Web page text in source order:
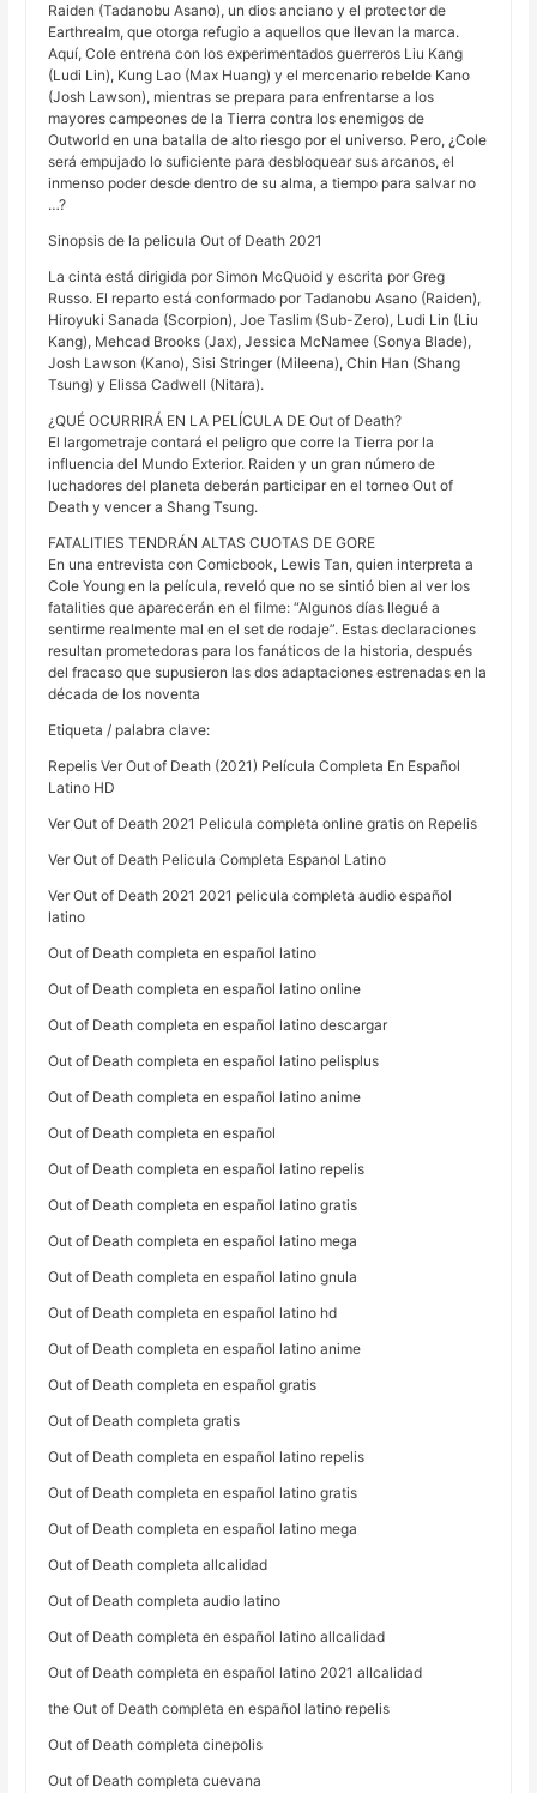
Raiden (Tadanobu Asano), un dios anciano y el protector de
Earthrealm, que otorga refugio a aquellos que llevan la marca.
Aquí, Cole entrena con los experimentados guerreros Liu Kang
(Ludi Lin), Kung Lao (Max Huang) y el mercenario rebelde Kano
(Josh Lawson), mientras se prepara para enfrentarse a los
mayores campeones de la Tierra contra los enemigos de
Outworld en una batalla de alto riesgo por el universo. Pero, ¿Cole
será empujado lo suficiente para desbloquear sus arcanos, el
inmenso poder desde dentro de su alma, a tiempo para salvar no
…?
Sinopsis de la pelicula Out of Death 2021
La cinta está dirigida por Simon McQuoid y escrita por Greg
Russo. El reparto está conformado por Tadanobu Asano (Raiden),
Hiroyuki Sanada (Scorpion), Joe Taslim (Sub-Zero), Ludi Lin (Liu
Kang), Mehcad Brooks (Jax), Jessica McNamee (Sonya Blade),
Josh Lawson (Kano), Sisi Stringer (Mileena), Chin Han (Shang
Tsung) y Elissa Cadwell (Nitara).
¿QUÉ OCURRIRÁ EN LA PELÍCULA DE Out of Death?
El largometraje contará el peligro que corre la Tierra por la
influencia del Mundo Exterior. Raiden y un gran número de
luchadores del planeta deberán participar en el torneo Out of
Death y vencer a Shang Tsung.
FATALITIES TENDRÁN ALTAS CUOTAS DE GORE
En una entrevista con Comicbook, Lewis Tan, quien interpreta a
Cole Young en la película, reveló que no se sintió bien al ver los
fatalities que aparecerán en el filme: “Algunos días llegué a
sentirme realmente mal en el set de rodaje”. Estas declaraciones
resultan prometedoras para los fanáticos de la historia, después
del fracaso que supusieron las dos adaptaciones estrenadas en la
década de los noventa
Etiqueta / palabra clave:
Repelis Ver Out of Death (2021) Película Completa En Español
Latino HD
Ver Out of Death 2021 Pelicula completa online gratis on Repelis
Ver Out of Death Pelicula Completa Espanol Latino
Ver Out of Death 2021 2021 pelicula completa audio español
latino
Out of Death completa en español latino
Out of Death completa en español latino online
Out of Death completa en español latino descargar
Out of Death completa en español latino pelisplus
Out of Death completa en español latino anime
Out of Death completa en español
Out of Death completa en español latino repelis
Out of Death completa en español latino gratis
Out of Death completa en español latino mega
Out of Death completa en español latino gnula
Out of Death completa en español latino hd
Out of Death completa en español latino anime
Out of Death completa en español gratis
Out of Death completa gratis
Out of Death completa en español latino repelis
Out of Death completa en español latino gratis
Out of Death completa en español latino mega
Out of Death completa allcalidad
Out of Death completa audio latino
Out of Death completa en español latino allcalidad
Out of Death completa en español latino 2021 allcalidad
the Out of Death completa en español latino repelis
Out of Death completa cinepolis
Out of Death completa cuevana